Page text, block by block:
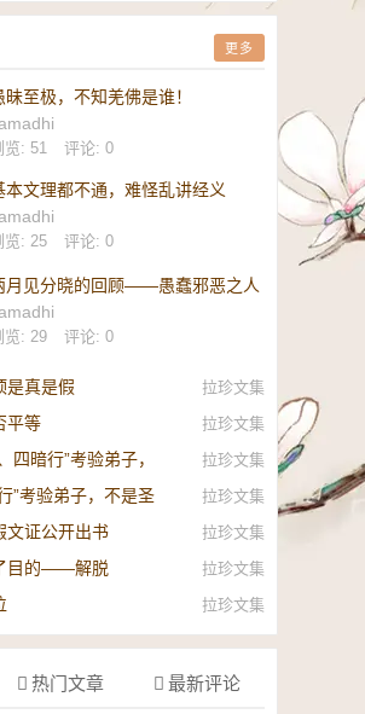
更多
昧至极，不知羌佛是谁！
览: 51 评论: 0
本文理都不通，难怪乱讲经义
览: 25 评论: 0
月见分晓的回顾——愚蠢邪恶之人
陈宝恒生快速挖掘了坟墓
览: 29 评论: 0
是真是假 拉珍文集
平等 拉珍文集
四暗行”考验弟子，
》的补充
拉珍文集
”考验弟子，不是圣
拉珍文集
文证公开出书 拉珍文集
目的——解脱 拉珍文集
拉珍文集
热门文章 最新评论